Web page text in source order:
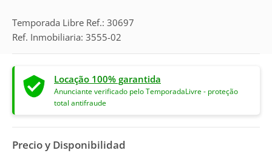
Temporada Libre Ref.: 30697
Ref. Inmobiliaria: 3555-02
Locação 100% garantida
Anunciante verificado pelo TemporadaLivre - proteção
total antifraude
Precio y Disponibilidad